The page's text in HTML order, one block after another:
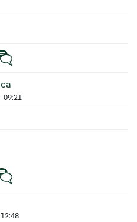
Discussione normale
09:21
Discussione normale